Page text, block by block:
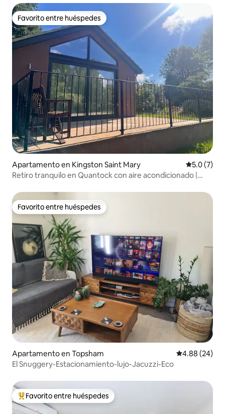
Favorito entre huéspedes
Favorito entre huéspedes
Apartamento en Kingston Saint Mary
5.0 (7)
Retiro tranquilo en Quantock con aire acondicionado |
Favorito entre huéspedes
Favorito entre huéspedes
Apartamento en Topsham Calificación
4.88 (24)
El Snuggery-Estacionamiento-lujo-Jacuzzi-Eco
Favorito entre huéspedes preferido
Favorito entre huéspedes